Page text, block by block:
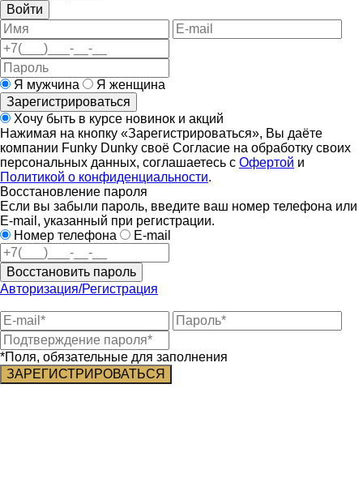
Войти
Я мужчина
Я женщина
Зарегистрироваться
Хочу быть в курсе новинок и акций
Нажимая на кнопку «Зарегистрироваться», Вы даёте
компании Funky Dunky своё Согласие на обработку своих
персональных данных, соглашаетесь с Офертой и
Политикой о конфиденциальности.
Восстановление пароля
Если вы забыли пароль, введите ваш номер телефона или
E-mail, указанный при регистрации.
Номер телефона
E-mail
Восстановить пароль
Авторизация/Регистрация
*Поля, обязательные для заполнения